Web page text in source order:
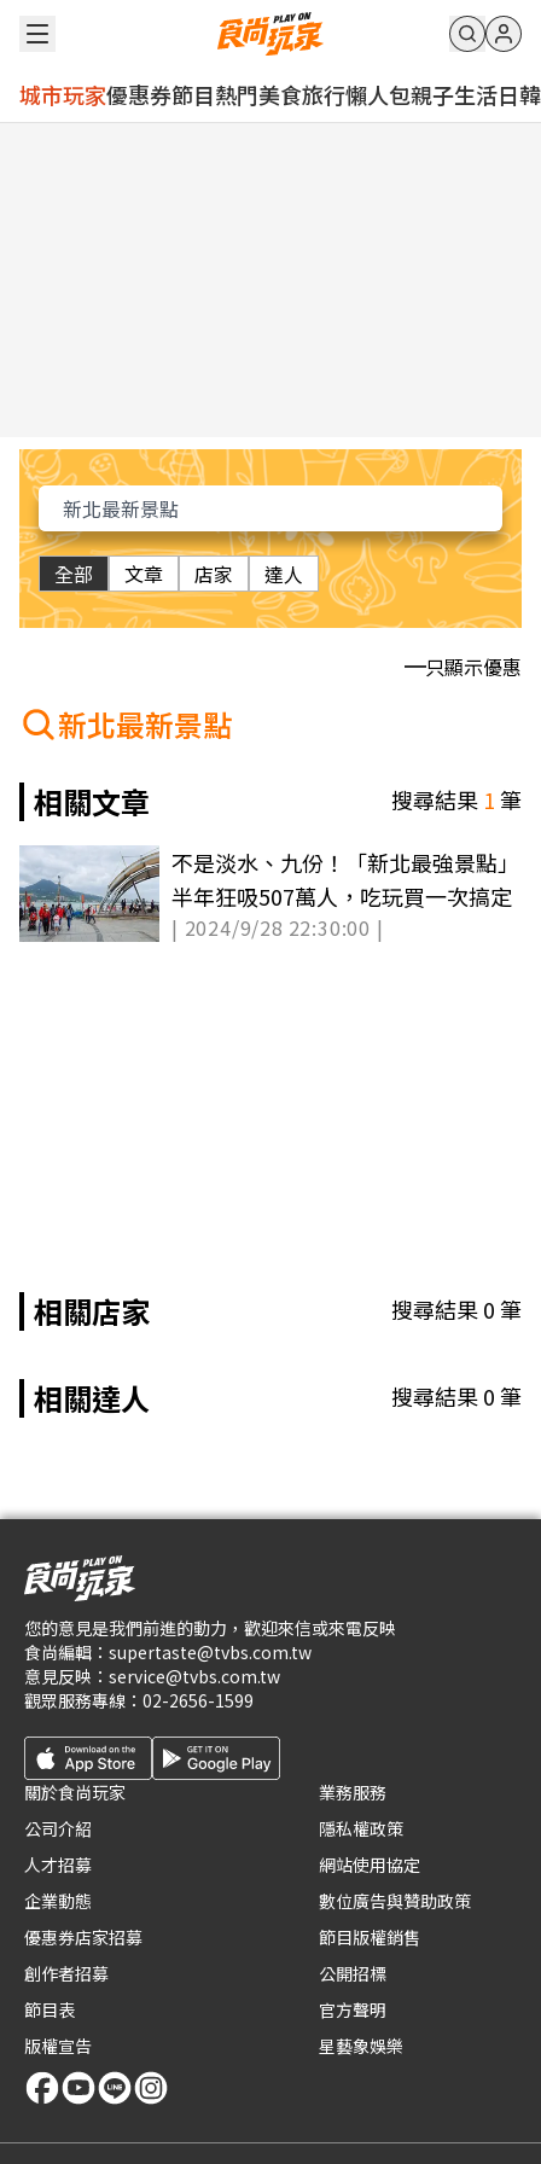
城市玩家優惠券節目熱門美食旅行懶人包親子生活日韓
全部 文章 店家 達人
只顯示優惠
新北最新景點
相關文章
搜尋結果 1筆
不是淡水、九份！「新北最強景點」
半年狂吸507萬人，吃玩買一次搞定
| 2024/9/28 22:30:00 |
相關店家 搜尋結果0筆
相關達人 搜尋結果0筆
您的意見是我們前進的動力，歡迎來信或來電反映
食尚編輯： supertaste@tvbs.com.tw
意見反映： service@tvbs.com.tw
觀眾服務專線： 02-2656-1599
關於食尚玩家
公司介紹
人才招募
企業動態
優惠券店家招募
創作者招募
節目表
版權宣告
業務服務
隱私權政策
網站使用協定
數位廣告與贊助政策
節目版權銷售
公開招標
官方聲明
星藝象娛樂